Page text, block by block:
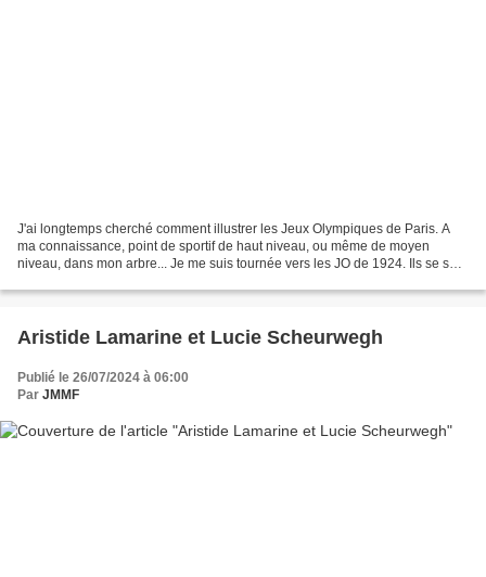
J'ai longtemps cherché comment illustrer les Jeux Olympiques de Paris. A
ma connaissance, point de sportif de haut niveau, ou même de moyen
niveau, dans mon arbre... Je me suis tournée vers les JO de 1924. Ils se sont
Aristide Lamarine et Lucie Scheurwegh
Publié le 26/07/2024 à 06:00
Par JMMF